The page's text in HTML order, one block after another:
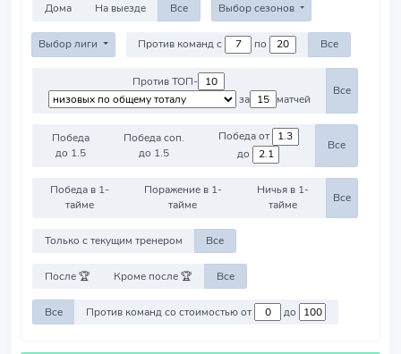
Дома На выезде Все Выбор сезонов
Выбор лиги Против команд с по Все
Против ТОП-
за
матчей
Все
Победа
до 1.5
Победа соп.
до 1.5
Победа от
до
Все
Победа в 1-
тайме
Поражение в 1-
тайме
Ничья в 1-
тайме
Все
Только с текущим тренером Все
После 🏆 Кроме после 🏆 Все
Все Против команд со стоимостью от до